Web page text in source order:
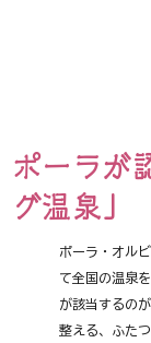
ポーラが
グ温泉」
ポーラ・オル
て全国の温泉
が該当するの
整える、ふた